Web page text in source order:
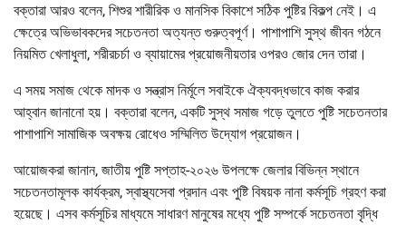
বক্তারা আরও বলেন, শিশুর শারীরিক ও মানসিক বিকাশে সঠিক পুষ্টির বিকল্প নেই। এ
ক্ষেত্রে অভিভাবকদের সচেতনতা অত্যন্ত গুরুত্বপূর্ণ। পাশাপাশি সুস্থ জীবন গঠনে
নিয়মিত খেলাধুলা, শরীরচর্চা ও ব্যায়ামের প্রয়োজনীয়তার ওপরও জোর দেন তারা।
এ সময় সমাজ থেকে মাদক ও সন্ত্রাস নির্মূলে সবাইকে ঐক্যবদ্ধভাবে কাজ করার
আহ্বান জানানো হয়। বক্তারা বলেন, একটি সুস্থ সমাজ গড়ে তুলতে পুষ্টি সচেতনতার
পাশাপাশি সামাজিক অবক্ষয় রোধেও সম্মিলিত উদ্যোগ প্রয়োজন।
আয়োজকরা জানান, জাতীয় পুষ্টি সপ্তাহ-২০২৬ উপলক্ষে জেলার বিভিন্ন স্থানে
সচেতনতামূলক কার্যক্রম, স্বাস্থ্যসেবা প্রদান এবং পুষ্টি বিষয়ক নানা কর্মসূচি গ্রহণ করা
হয়েছে। এসব কর্মসূচির মাধ্যমে সাধারণ মানুষের মধ্যে পুষ্টি সম্পর্কে সচেতনতা বৃদ্ধি